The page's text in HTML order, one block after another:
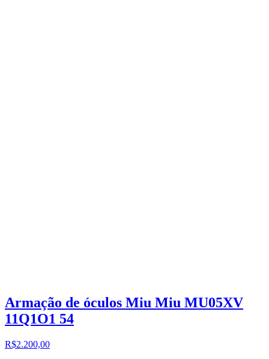
Armação de óculos Miu Miu MU05XV
11Q1O1 54
R$2.200,00